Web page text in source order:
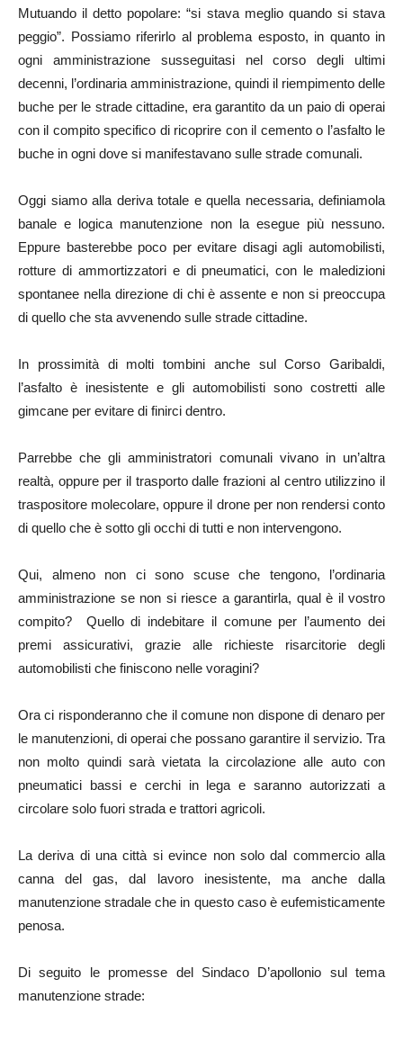
Mutuando il detto popolare: “si stava meglio quando si stava
peggio”. Possiamo riferirlo al problema esposto, in quanto in
ogni amministrazione susseguitasi nel corso degli ultimi
decenni, l’ordinaria amministrazione, quindi il riempimento delle
buche per le strade cittadine, era garantito da un paio di operai
con il compito specifico di ricoprire con il cemento o l’asfalto le
buche in ogni dove si manifestavano sulle strade comunali.
Oggi siamo alla deriva totale e quella necessaria, definiamola
banale e logica manutenzione non la esegue più nessuno.
Eppure basterebbe poco per evitare disagi agli automobilisti,
rotture di ammortizzatori e di pneumatici, con le maledizioni
spontanee nella direzione di chi è assente e non si preoccupa
di quello che sta avvenendo sulle strade cittadine.
In prossimità di molti tombini anche sul Corso Garibaldi,
l’asfalto è inesistente e gli automobilisti sono costretti alle
gimcane per evitare di finirci dentro.
Parrebbe che gli amministratori comunali vivano in un’altra
realtà, oppure per il trasporto dalle frazioni al centro utilizzino il
traspositore molecolare, oppure il drone per non rendersi conto
di quello che è sotto gli occhi di tutti e non intervengono.
Qui, almeno non ci sono scuse che tengono, l’ordinaria
amministrazione se non si riesce a garantirla, qual è il vostro
compito? Quello di indebitare il comune per l’aumento dei
premi assicurativi, grazie alle richieste risarcitorie degli
automobilisti che finiscono nelle voragini?
Ora ci risponderanno che il comune non dispone di denaro per
le manutenzioni, di operai che possano garantire il servizio. Tra
non molto quindi sarà vietata la circolazione alle auto con
pneumatici bassi e cerchi in lega e saranno autorizzati a
circolare solo fuori strada e trattori agricoli.
La deriva di una città si evince non solo dal commercio alla
canna del gas, dal lavoro inesistente, ma anche dalla
manutenzione stradale che in questo caso è eufemisticamente
penosa.
Di seguito le promesse del Sindaco D’apollonio sul tema
manutenzione strade: